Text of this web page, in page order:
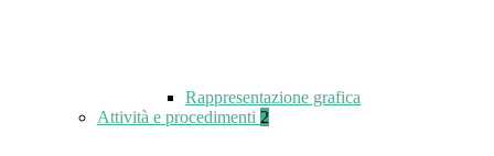
Rappresentazione grafica
Attività e procedimenti 2